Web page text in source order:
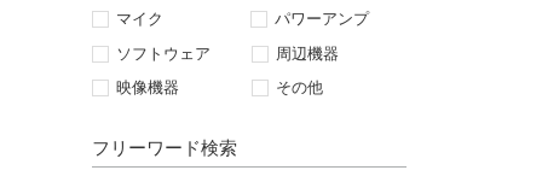
マイク
パワーアンプ
ソフトウェア
周辺機器
映像機器
その他
フリーワード検索